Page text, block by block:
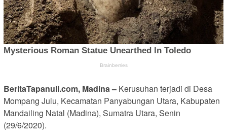
BeritaTapanuli.com, Madina – Kerusuhan terjadi di Desa
Mompang Julu, Kecamatan Panyabungan Utara, Kabupaten
Mandailing Natal (Madina), Sumatra Utara, Senin
(29/6/2020).